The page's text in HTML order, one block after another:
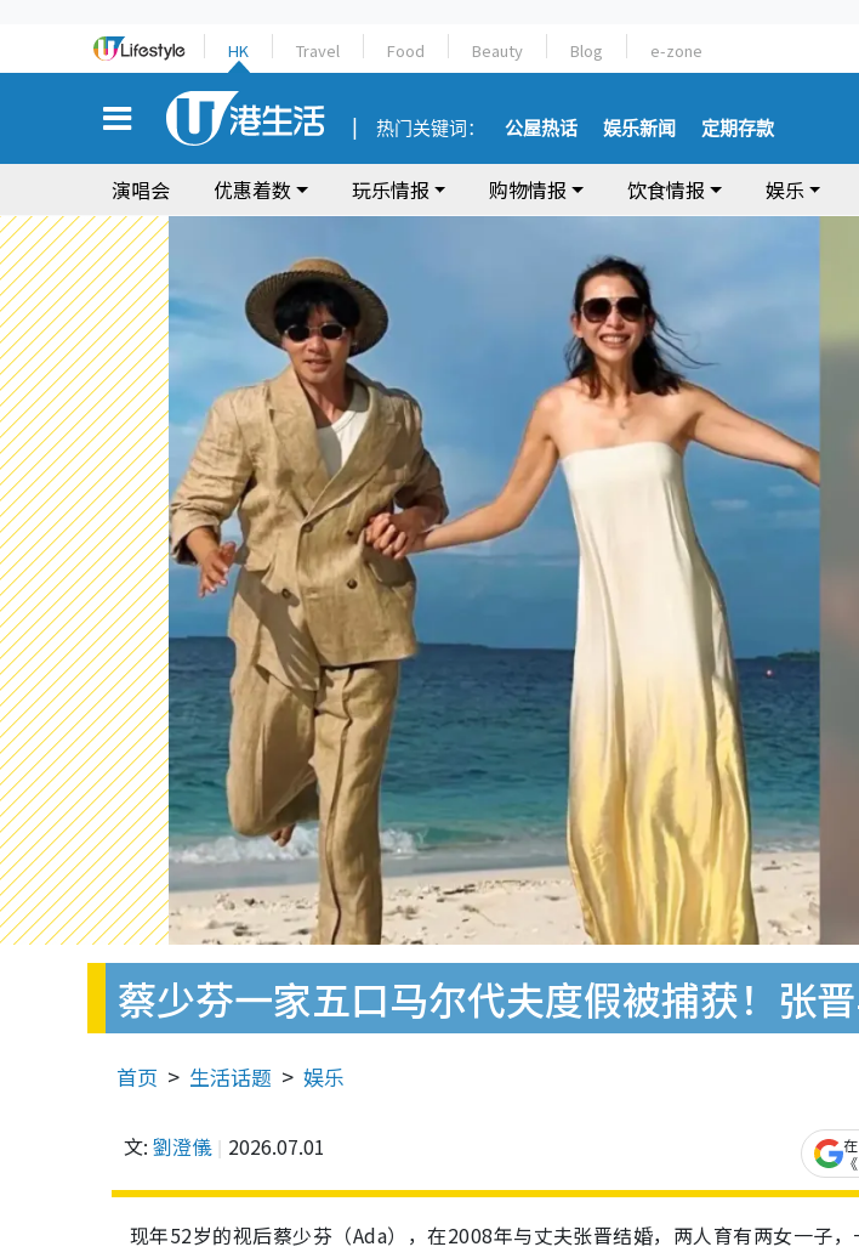
HK Travel Food Beauty Blog e-zone
热门关键词： 公屋热话 娱乐新闻 定期存款
演唱会 优惠着数 玩乐情报 购物情报 饮食情报 娱乐
蔡少芬一家五口马尔代夫度假被捕获！张
首页 生活话题 娱乐
文: 劉澄儀 2026.07.01
现年52岁的视后蔡少芬（Ada），在2008年与丈夫张晋结婚，两人育有两女一子